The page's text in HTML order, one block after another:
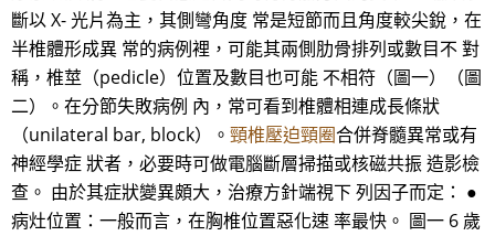
斷以 X- 光片為主，其側彎角度 常是短節而且角度較尖銳，在
半椎體形成異 常的病例裡，可能其兩側肋骨排列或數目不 對
稱，椎莖（pedicle）位置及數目也可能 不相符（圖一）（圖
二）。在分節失敗病例 內，常可看到椎體相連成長條狀
（unilateral bar, block）。 頸椎壓迫頸圈合併脊髓異常或有
神經學症 狀者，必要時可做電腦斷層掃描或核磁共振 造影檢
查。 由於其症狀變異頗大，治療方針端視下 列因子而定： ●
病灶位置：一般而言，在胸椎位置惡化速 率最快。 圖一 6 歲